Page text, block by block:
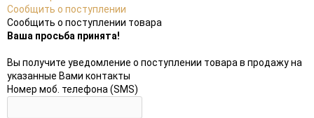
Сообщить о поступлении
Сообщить о поступлении товара
Ваша просьба принята!
Вы получите уведомление о поступлении товара в продажу на
указанные Вами контакты
Номер моб. телефона (SMS)